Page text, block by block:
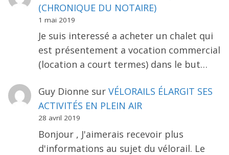
(CHRONIQUE DU NOTAIRE)
1 mai 2019
Je suis interessé a acheter un chalet qui
est présentement a vocation commercial
(location a court termes) dans le but…
Guy Dionne sur VÉLORAILS ÉLARGIT SES
ACTIVITÉS EN PLEIN AIR
28 avril 2019
Bonjour , J'aimerais recevoir plus
d'informations au sujet du vélorail. Le